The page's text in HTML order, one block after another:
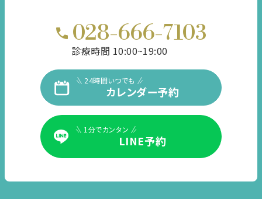
028-666-7103
診療時間 10:00~19:00
24時間いつでも
カレンダー予約
1分でカンタン
LINE予約